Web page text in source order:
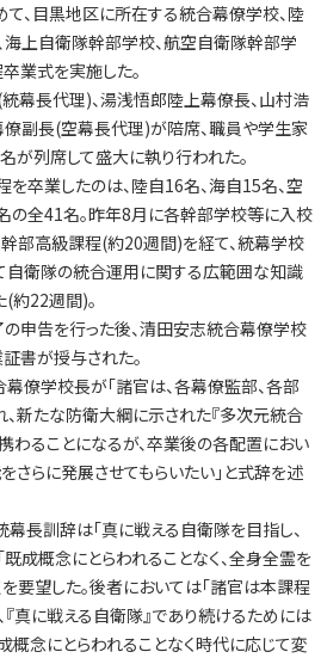
、目黒地区に所在する統合幕僚学校、陸
上自衛隊幹部学校、航空自衛隊幹部学
業式を実施した。
幕長代理)、湯浅悟郎陸上幕僚長、山村浩
副長(空幕長代理)が陪席、職員や学生家
が列席して盛大に執り行われた。
卒業したのは、陸自16名、海自15名、空
の全41名。昨年8月に各幹部学校等に入校
部高級課程(約20週間)を経て、統幕学校
自衛隊の統合運用に関する広範囲な知識
約22週間)。
申告を行った後、清田安志統合幕僚学校
書が授与された。
僚学校長が「諸官は、各幕僚監部、各部
新たな防衛大綱に示された『多次元統合
わることになるが、卒業後の各配置におい
さらに発展させてもらいたい」と式辞を述
長訓辞は「真に戦える自衛隊を目指し、
成概念にとらわれることなく、全身全霊を
要望した。後者においては「諸官は本課程
真に戦える自衛隊』であり続けるためには
概念にとらわれることなく時代に応じて変